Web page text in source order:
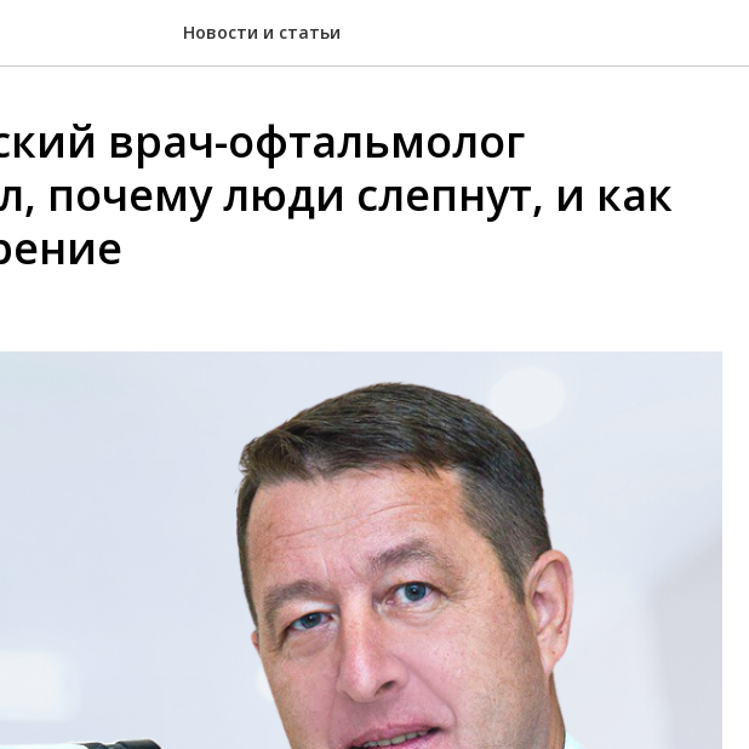
Новости и статьи
врач-офтальмолог
почему люди слепнут, и как